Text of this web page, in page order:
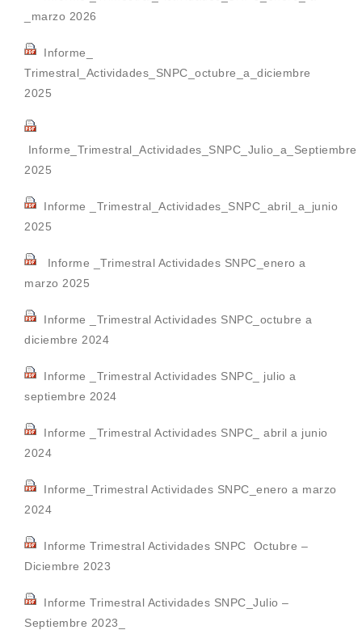
_marzo 2026
Informe_
Trimestral_Actividades_SNPC_octubre_a_diciembre
2025
Informe_Trimestral_Actividades_SNPC_Julio_a_Septiembre
2025
Informe _Trimestral_Actividades_SNPC_abril_a_junio
2025
Informe _Trimestral Actividades SNPC_enero a
marzo 2025
Informe _Trimestral Actividades SNPC_octubre a
diciembre 2024
Informe _Trimestral Actividades SNPC_ julio a
septiembre 2024
Informe _Trimestral Actividades SNPC_ abril a junio
2024
Informe_Trimestral Actividades SNPC_enero a marzo
2024
Informe Trimestral Actividades SNPC Octubre –
Diciembre 2023
Informe Trimestral Actividades SNPC_Julio –
Septiembre 2023_